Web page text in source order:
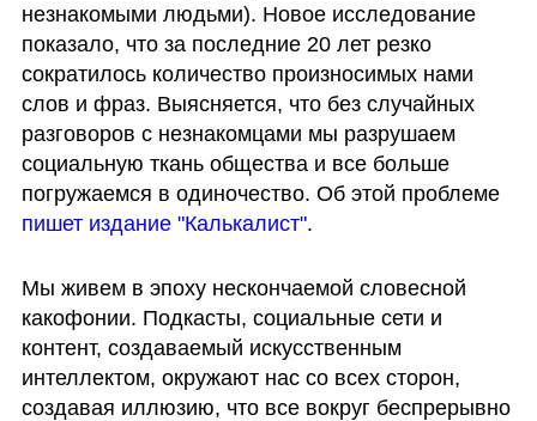
незнакомыми людьми). Новое исследование
показало, что за последние 20 лет резко
сократилось количество произносимых нами
слов и фраз. Выясняется, что без случайных
разговоров с незнакомцами мы разрушаем
социальную ткань общества и все больше
погружаемся в одиночество. Об этой проблеме
пишет издание "Калькалист".
Мы живем в эпоху нескончаемой словесной
какофонии. Подкасты, социальные сети и
контент, создаваемый искусственным
интеллектом, окружают нас со всех сторон,
создавая иллюзию, что все вокруг беспрерывно